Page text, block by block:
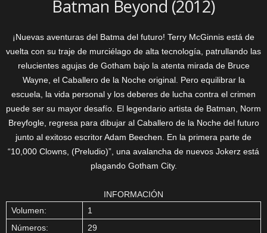
Batman Beyond (2012)
¡Nuevas aventuras del Batma del futuro! Terry McGinnis está de
vuelta con su traje de murciélago de alta tecnología, patrullando las
relucientes agujas de Gotham bajo la atenta mirada de Bruce
Wayne, el Caballero de la Noche original. Pero equilibrar la
escuela, la vida personal y los deberes de lucha contra el crimen
puede ser su mayor desafío. El legendario artista de Batman, Norm
Breyfogle, regresa para dibujar al Caballero de la Noche del futuro
junto al exitoso escritor Adam Beechen. En la primera parte de
“10,000 Clowns, (Preludio)”, una avalancha de nuevos Jokerz está
plagando Gotham City.
INFORMACIÓN
Volumen:
1
Números:
29